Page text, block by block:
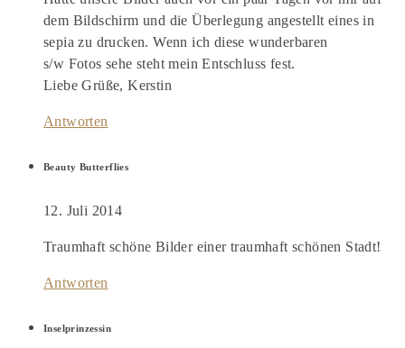
dem Bildschirm und die Überlegung angestellt eines in
sepia zu drucken. Wenn ich diese wunderbaren
s/w Fotos sehe steht mein Entschluss fest.
Liebe Grüße, Kerstin
Antworten
Beauty Butterflies
12. Juli 2014
Traumhaft schöne Bilder einer traumhaft schönen Stadt!
Antworten
Inselprinzessin